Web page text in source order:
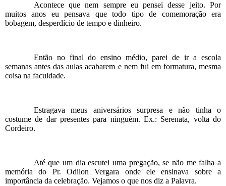
Acontece que nem sempre eu pensei desse jeito. Por
muitos anos eu pensava que todo tipo de comemoração era
bobagem, desperdício de tempo e dinheiro.
Então no final do ensino médio, parei de ir a escola
semanas antes das aulas acabarem e nem fui em formatura, mesma
coisa na faculdade.
Estragava meus aniversários surpresa e não tinha o
costume de dar presentes para ninguém. Ex.: Serenata, volta do
Cordeiro.
Até que um dia escutei uma pregação, se não me falha a
memória do Pr. Odilon Vergara onde ele ensinava sobre a
importância da celebração. Vejamos o que nos diz a Palavra.